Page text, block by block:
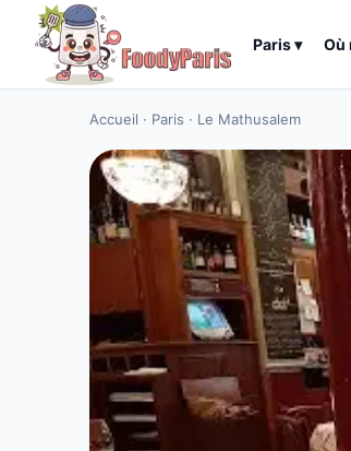
Paris▾ Où
Accueil · Paris · Le Mathusalem